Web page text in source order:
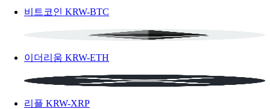
비트코인 KRW-BTC
이더리움 KRW-ETH
리플 KRW-XRP